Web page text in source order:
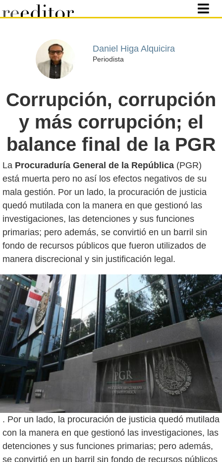
Daniel Higa Alquicira
Periodista
Corrupción, corrupción
y más corrupción; el
balance final de la PGR
La Procuraduría General de la República (PGR)
está muerta pero no así los efectos negativos de su
mala gestión. Por un lado, la procuración de justicia
quedó mutilada con la manera en que gestionó las
investigaciones, las detenciones y sus funciones
primarias; pero además, se convirtió en un barril sin
fondo de recursos públicos que fueron utilizados de
. Por un lado, la procuración de justicia quedó mutilada
con la manera en que gestionó las investigaciones, las
detenciones y sus funciones primarias; pero además,
se convirtió en un barril sin fondo de recursos públicos